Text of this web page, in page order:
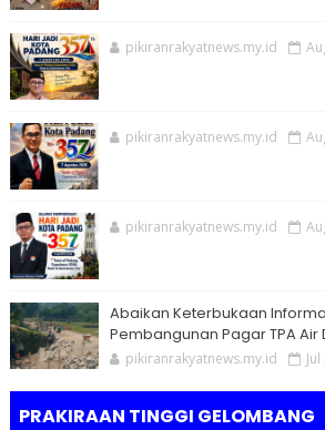
pikiranrakyatnews.my.id
pikiranrakyatnews.my.id
pikiranrakyatnews.my.id
Abaikan Keterbukaan
Pembangunan Pagar TPA Air
pikiranrakyatnews.my.id
PRAKIRAAN TINGGI GELOMBANG